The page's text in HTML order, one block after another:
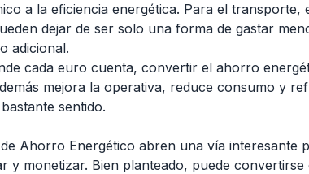
a la eficiencia energética. Para el transporte,
dejar de ser solo una forma de gastar
adicional.
cada euro cuenta, convertir el ahorro
mejora la operativa, reduce consumo y
sentido.
Ahorro Energético abren una vía interesante
y monetizar. Bien planteado, puede